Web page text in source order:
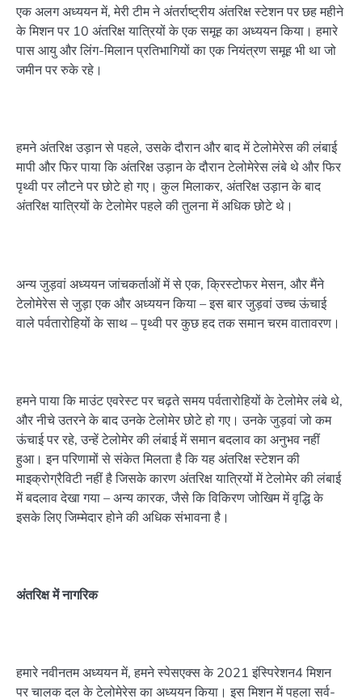
एक अलग अध्ययन में, मेरी टीम ने अंतर्राष्ट्रीय अंतरिक्ष स्टेशन पर छह महीने
के मिशन पर 10 अंतरिक्ष यात्रियों के एक समूह का अध्ययन किया। हमारे
पास आयु और लिंग-मिलान प्रतिभागियों का एक नियंत्रण समूह भी था जो
जमीन पर रुके रहे।
हमने अंतरिक्ष उड़ान से पहले, उसके दौरान और बाद में टेलोमेरेस की लंबाई
मापी और फिर पाया कि अंतरिक्ष उड़ान के दौरान टेलोमेरेस लंबे थे और फिर
पृथ्वी पर लौटने पर छोटे हो गए। कुल मिलाकर, अंतरिक्ष उड़ान के बाद
अंतरिक्ष यात्रियों के टेलोमेर पहले की तुलना में अधिक छोटे थे।
अन्य जुड़वां अध्ययन जांचकर्ताओं में से एक, क्रिस्टोफर मेसन, और मैंने
टेलोमेरेस से जुड़ा एक और अध्ययन किया – इस बार जुड़वां उच्च ऊंचाई
वाले पर्वतारोहियों के साथ – पृथ्वी पर कुछ हद तक समान चरम वातावरण।
हमने पाया कि माउंट एवरेस्ट पर चढ़ते समय पर्वतारोहियों के टेलोमेर लंबे थे,
और नीचे उतरने के बाद उनके टेलोमेर छोटे हो गए। उनके जुड़वां जो कम
ऊंचाई पर रहे, उन्हें टेलोमेर की लंबाई में समान बदलाव का अनुभव नहीं
हुआ। इन परिणामों से संकेत मिलता है कि यह अंतरिक्ष स्टेशन की
माइक्रोग्रैविटी नहीं है जिसके कारण अंतरिक्ष यात्रियों में टेलोमेर की लंबाई
में बदलाव देखा गया – अन्य कारक, जैसे कि विकिरण जोखिम में वृद्धि के
इसके लिए जिम्मेदार होने की अधिक संभावना है।
अंतरिक्ष में नागरिक
हमारे नवीनतम अध्ययन में, हमने स्पेसएक्स के 2021 इंस्पिरेशन4 मिशन
पर चालक दल के टेलोमेरेस का अध्ययन किया। इस मिशन में पहला सर्व-